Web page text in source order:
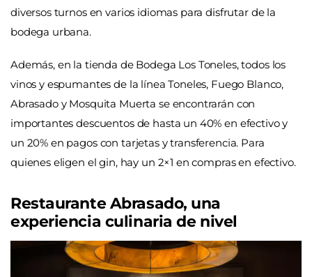
diversos turnos en varios idiomas para disfrutar de la
bodega urbana.
Además, en la tienda de Bodega Los Toneles, todos los
vinos y espumantes de la línea Toneles, Fuego Blanco,
Abrasado y Mosquita Muerta se encontrarán con
importantes descuentos de hasta un 40% en efectivo y
un 20% en pagos con tarjetas y transferencia. Para
quienes eligen el gin, hay un 2×1 en compras en efectivo.
Restaurante Abrasado, una
experiencia culinaria de nivel